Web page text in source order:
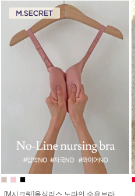
[M시크릿]올심리스 노라인 수유브라